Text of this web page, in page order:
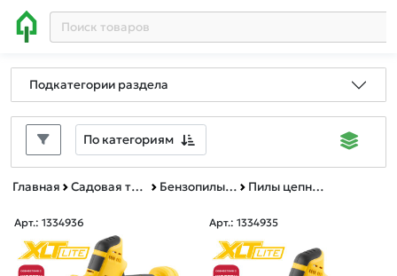
Подкатегории раздела
По категориям
Главная Садовая техника, оснастка и принадлежности Бензопилы и пилы цепные электрические Пилы цепные электрические
Арт.: 1334936 Арт.: 1334935